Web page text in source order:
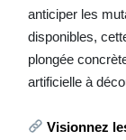
anticiper les
disponibles,
plongée
artificielle à
Visionnez